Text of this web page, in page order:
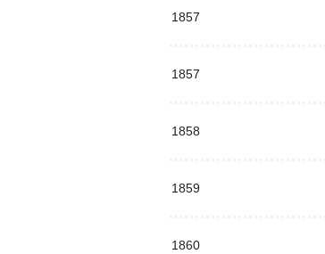
1857
1857
1858
1859
1860